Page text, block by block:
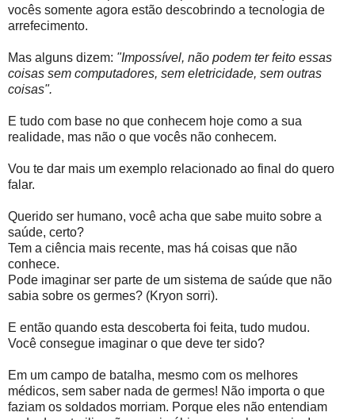
vocês somente agora estão descobrindo a tecnologia de
arrefecimento.
Mas alguns dizem: "Impossível, não podem ter feito essas
coisas sem computadores, sem eletricidade, sem outras
coisas".
E tudo com base no que conhecem hoje como a sua
realidade, mas não o que vocês não conhecem.
Vou te dar mais um exemplo relacionado ao final do quero
falar.
Querido ser humano, você acha que sabe muito sobre a
saúde, certo?
Tem a ciência mais recente, mas há coisas que não
conhece.
Pode imaginar ser parte de um sistema de saúde que não
sabia sobre os germes? (Kryon sorri).
E então quando esta descoberta foi feita, tudo mudou.
Você consegue imaginar o que deve ter sido?
Em um campo de batalha, mesmo com os melhores
médicos, sem saber nada de germes! Não importa o que
faziam os soldados morriam. Porque eles não entendiam